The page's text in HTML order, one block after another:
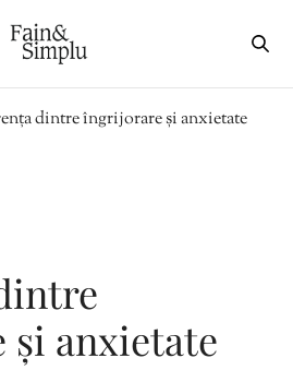
dintre îngrijorare și anxietate
anxietate